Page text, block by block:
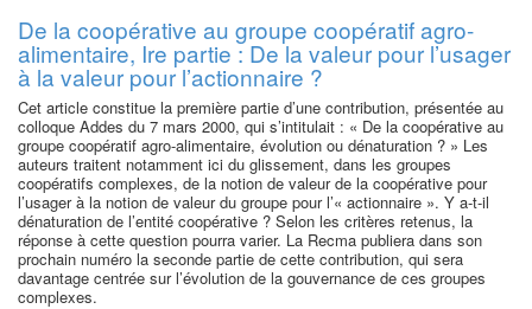
De la coopérative au groupe coopératif agro-
alimentaire, Ire partie : De la valeur pour l’usager
à la valeur pour l’actionnaire ?
Cet article constitue la première partie d’une contribution, présentée au
colloque Addes du 7 mars 2000, qui s’intitulait : « De la coopérative au
groupe coopératif agro-alimentaire, évolution ou dénaturation ? » Les
auteurs traitent notamment ici du glissement, dans les groupes
coopératifs complexes, de la notion de valeur de la coopérative pour
l’usager à la notion de valeur du groupe pour l’« actionnaire ». Y a-t-il
dénaturation de l’entité coopérative ? Selon les critères retenus, la
réponse à cette question pourra varier. La Recma publiera dans son
prochain numéro la seconde partie de cette contribution, qui sera
davantage centrée sur l’évolution de la gouvernance de ces groupes
complexes.